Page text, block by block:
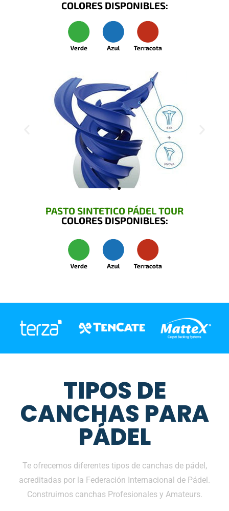
COLORES DISPONIBLES:
PASTO SINTETICO PÁDEL TOUR
COLORES DISPONIBLES:
TIPOS DE
CANCHAS PARA
PÁDEL
Te ofrecemos diferentes tipos de canchas de pádel,
acreditadas por la Federación Internacional de Pádel.
Construimos canchas Profesionales y Amateurs.